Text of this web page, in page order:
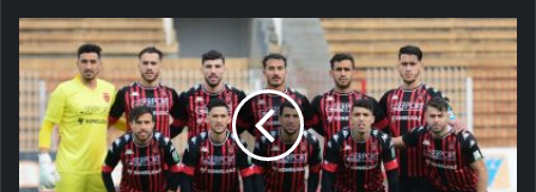
كأس
الاتحاد
الإفريقي:
اتحاد
العاصمة
يعود
بنقطة